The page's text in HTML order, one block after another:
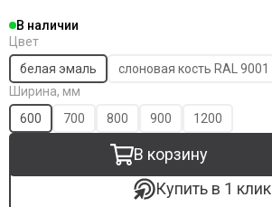
В наличии
Цвет
белая эмаль
слоновая кость RAL 9001
Ширина, мм
600
700 800 900 1200
В корзину
Купить в 1 клик